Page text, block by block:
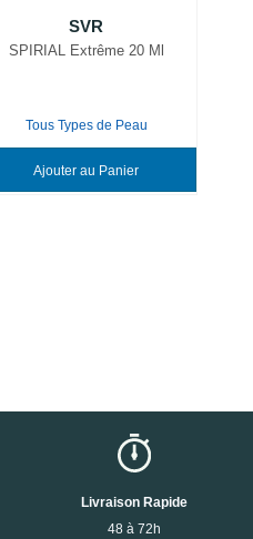
SVR
SPIRIAL Extrême 20 Ml
Tous Types de Peau
Ajouter au Panier
Livraison Rapide
48 à 72h